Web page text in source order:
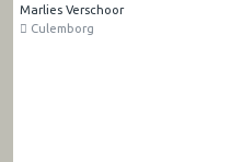
Marlies Verschoor
Culemborg